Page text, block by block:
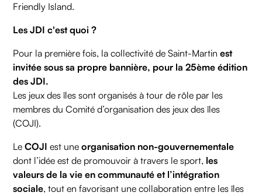
Friendly Island.
Les JDI c'est quoi ?
Pour la première fois, la collectivité de Saint-Martinest
invitée sous sa propre bannière, pour la 25ème édition
des JDI.
Les jeux des îles sont organisés à tour de rôle par les
membres du Comité d’organisation des jeux des îles
(COJI).
LeCOJI est uneorganisation non-gouvernementale
dont l’idée est de promouvoir à travers le sport, les
valeurs de la vie en communauté et l’intégration
sociale, tout en favorisant une collaboration entre les îles